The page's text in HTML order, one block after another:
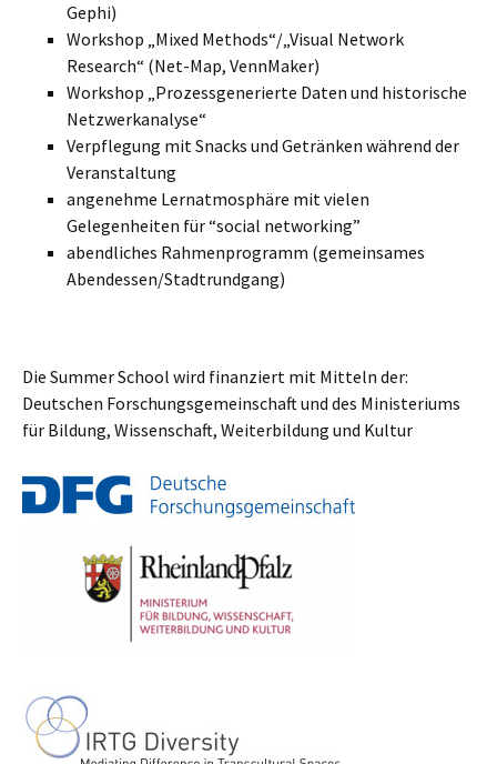
Gephi)
Workshop „Mixed Methods“/„Visual Network
Research“ (Net-Map, VennMaker)
Workshop „Prozessgenerierte Daten und historische
Netzwerkanalyse“
Verpflegung mit Snacks und Getränken während der
Veranstaltung
angenehme Lernatmosphäre mit vielen
Gelegenheiten für “social networking”
abendliches Rahmenprogramm (gemeinsames
Abendessen/Stadtrundgang)
Die Summer School wird finanziert mit Mitteln der:
Deutschen Forschungsgemeinschaft und des Ministeriums
für Bildung, Wissenschaft, Weiterbildung und Kultur